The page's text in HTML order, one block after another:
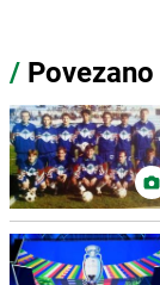
/ Povezano